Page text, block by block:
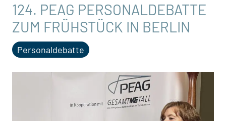
124. PEAG PERSONALDEBATTE
ZUM FRÜHSTÜCK IN BERLIN
Personaldebatte